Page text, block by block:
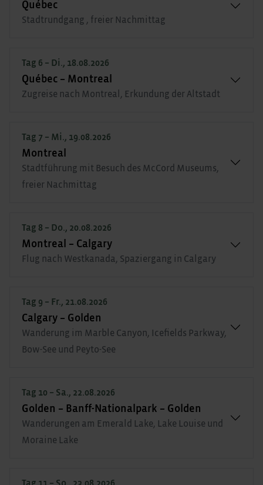
Québec
Stadtrundgang , freier Nachmittag
Tag 6 – Di., 18.08.2026
Québec – Montreal
Zugreise nach Montreal, Erkundung der Altstadt
Tag 7 – Mi., 19.08.2026
Montreal
Stadtführung mit Besuch des McCord Museums,
freier Nachmittag
Tag 8 – Do., 20.08.2026
Montreal – Calgary
Flug nach Westkanada, Spaziergang in Calgary
Tag 9 – Fr., 21.08.2026
Calgary – Golden
Wanderung im Marble Canyon, Icefields Parkway,
Bow-See und Peyto-See
Tag 10 – Sa., 22.08.2026
Golden – Banff-Nationalpark – Golden
Wanderungen am Emerald Lake, Lake Louise und
Moraine Lake
Tag 11 – So., 23.08.2026